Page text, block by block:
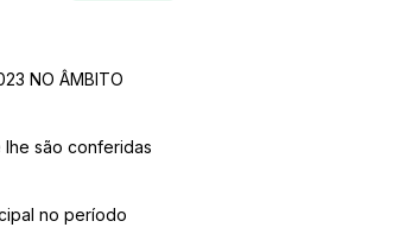
NO ÂMBITO
lhe são conferidas
no período